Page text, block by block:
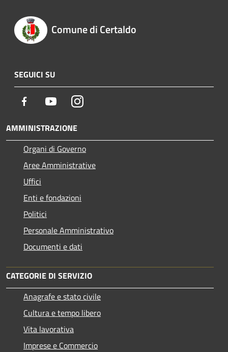
Comune di Certaldo
SEGUICI SU
Facebook YoutubeInstagram
AMMINISTRAZIONE
Organi di Governo
Aree Amministrative
Uffici
Enti e fondazioni
Politici
Personale Amministrativo
Documenti e dati
CATEGORIE DI SERVIZIO
Anagrafe e stato civile
Cultura e tempo libero
Vita lavorativa
Imprese e Commercio